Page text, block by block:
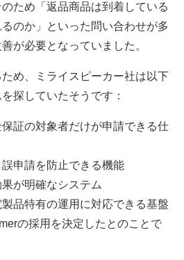
ため「返品商品は到着している
のか」といった問い合わせが多
が必要となっていました。
め、ミライスピーカー社は以下
探していたそうです：
証の対象者だけが申請できる仕
申請を防止できる機能
が明確なシステム
品特有の運用に対応できる基盤
の採用を決定したとのことで